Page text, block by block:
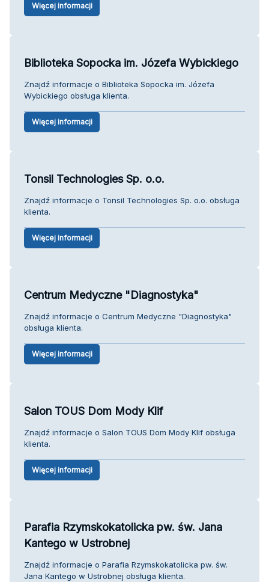
Więcej informacji
Biblioteka Sopocka im. Józefa Wybickiego
Znajdź informacje o Biblioteka Sopocka im. Józefa
Wybickiego obsługa klienta.
Więcej informacji
Tonsil Technologies Sp. o.o.
Znajdź informacje o Tonsil Technologies Sp. o.o. obsługa
klienta.
Więcej informacji
Centrum Medyczne "Diagnostyka"
Znajdź informacje o Centrum Medyczne "Diagnostyka"
obsługa klienta.
Więcej informacji
Salon TOUS Dom Mody Klif
Znajdź informacje o Salon TOUS Dom Mody Klif obsługa
klienta.
Więcej informacji
Parafia Rzymskokatolicka pw. św. Jana
Kantego w Ustrobnej
Znajdź informacje o Parafia Rzymskokatolicka pw. św.
Jana Kantego w Ustrobnej obsługa klienta.